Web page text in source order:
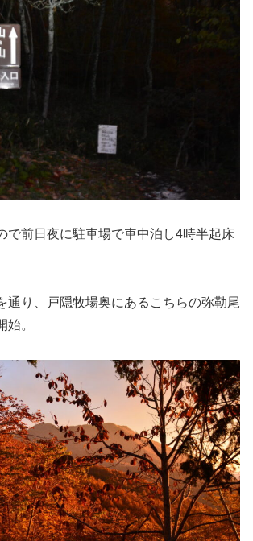
で前日夜に駐車場で車中泊し4時半起床
通り、戸隠牧場奥にあるこちらの弥勒尾
始。